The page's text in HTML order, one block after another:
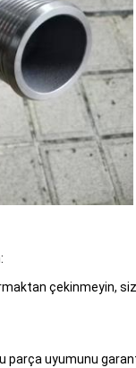
çekinmeyin,
parça uyumunu